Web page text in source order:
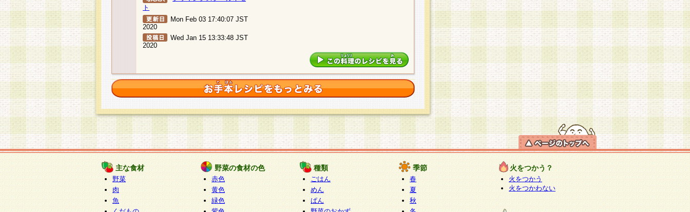
ト
Mon Feb 03 17:40:07 JST
2020
Wed Jan 15 13:33:48 JST
2020
主な食材
野菜
肉
魚
野菜の食材の色
赤色
黄色
緑色
種類
ごはん
めん
ぱん
季節
春
夏
秋
火をつかう？
火をつかう
火をつかわない